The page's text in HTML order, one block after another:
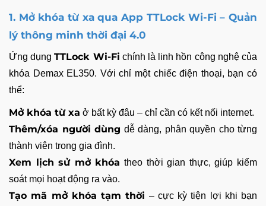
1. Mở khóa từ xa qua App TTLock Wi-Fi – Quản
lý thông minh thời đại 4.0
Ứng dụngTTLock Wi-Fi chính là linh hồn công nghệ của
khóa Demax EL350. Với chỉ một chiếc điện thoại, bạn có
thể:
Mở khóa từ xa ở bất kỳ đâu – chỉ cần có kết nối internet.
Thêm/xóa người dùng dễ dàng, phân quyền cho từng
thành viên trong gia đình.
Xem lịch sử mở khóa theo thời gian thực, giúp kiểm
soát mọi hoạt động ra vào.
Tạo mã mở khóa tạm thời – cực kỳ tiện lợi khi bạn